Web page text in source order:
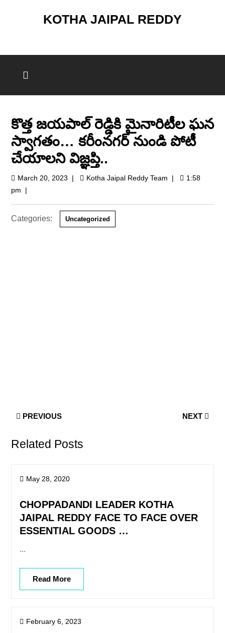
KOTHA JAIPAL REDDY
కొత్త జయపాల్ రెడ్డికి మైనారిటీల ఘన
స్వాగతం… కరీంనగర్ నుండి పోటీ
చేయాలని విజ్ఞప్తి..
March 20, 2023 | Kotha Jaipal Reddy Team |
1:58
pm
|
Categories: Uncategorized
PREVIOUS NEXT
Related Posts
May 28, 2020
CHOPPADANDI LEADER KOTHA
JAIPAL REDDY FACE TO FACE OVER
ESSENTIAL GOODS …
...
Read More
February 6, 2023